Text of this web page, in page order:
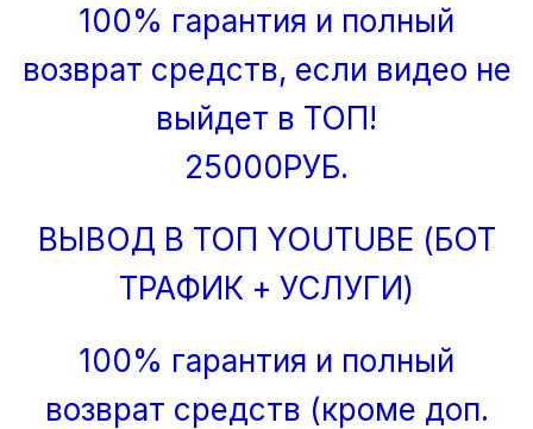
100% гарантия и полный
возврат средств, если видео не
выйдет в ТОП!
25000РУБ.
ВЫВОД В ТОП YOUTUBE (БОТ
ТРАФИК + УСЛУГИ)
100% гарантия и полный
возврат средств (кроме доп.